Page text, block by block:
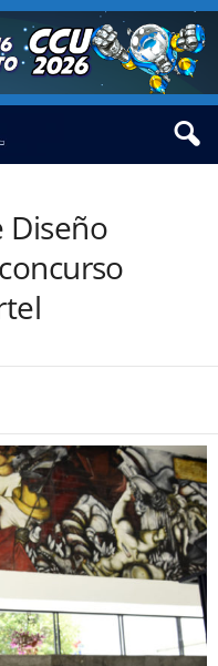
Diseño